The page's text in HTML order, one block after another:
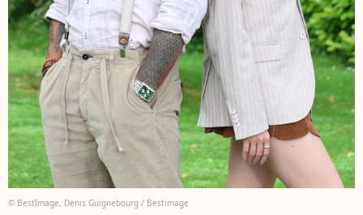
© BestImage, Denis Guignebourg / Bestimage